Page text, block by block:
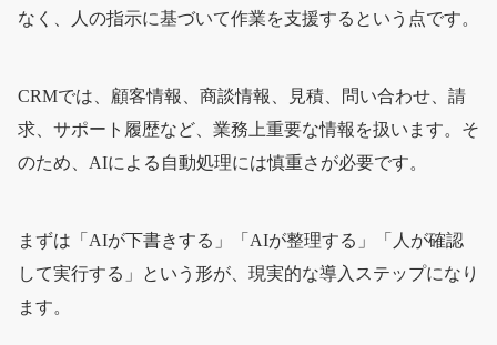
なく、人の指示に基づいて作業を支援するという点です。
CRMでは、顧客情報、商談情報、見積、問い合わせ、請
求、サポート履歴など、業務上重要な情報を扱います。そ
のため、AIによる自動処理には慎重さが必要です。
まずは「AIが下書きする」「AIが整理する」「人が確認
して実行する」という形が、現実的な導入ステップになり
ます。